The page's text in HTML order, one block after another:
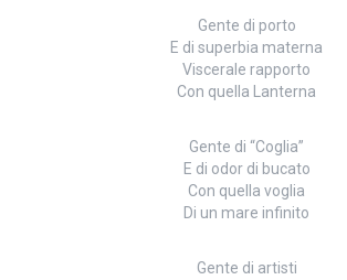
Gente di porto
E di superbia materna
Viscerale rapporto
Con quella Lanterna
Gente di “Coglia”
E di odor di bucato
Con quella voglia
Di un mare infinito
Gente di artisti